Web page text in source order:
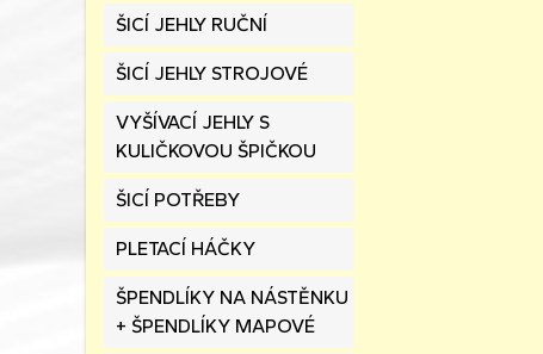
ŠICÍ JEHLY RUČNÍ
ŠICÍ JEHLY STROJOVÉ
VYŠÍVACÍ JEHLY S
KULIČKOVOU ŠPIČKOU
ŠICÍ POTŘEBY
PLETACÍ HÁČKY
ŠPENDLÍKY NA NÁSTĚNKU
+ ŠPENDLÍKY MAPOVÉ